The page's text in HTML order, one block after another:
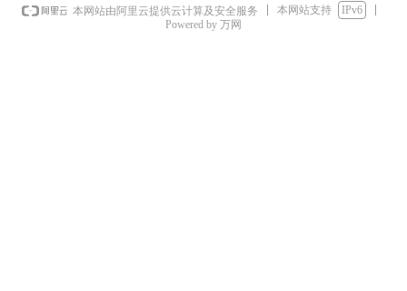
本网站由阿里云提供云计算及安全服务 本网站支持
IPv6
Powered by 万网